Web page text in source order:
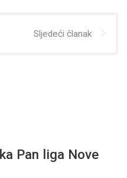
Sljedeći članak
Pan liga Nove